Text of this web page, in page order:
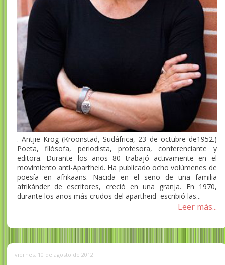
. Antjie Krog (Kroonstad, Sudáfrica, 23 de octubre de1952.)
Poeta, filósofa, periodista, profesora, conferenciante y
editora. Durante los años 80 trabajó activamente en el
movimiento anti-Apartheid. Ha publicado ocho volúmenes de
poesía en afrikaans. Nacida en el seno de una familia
afrikánder de escritores, creció en una granja. En 1970,
durante los años más crudos del apartheid escribió las...
Leer más...
viernes, 10 de agosto de 2012